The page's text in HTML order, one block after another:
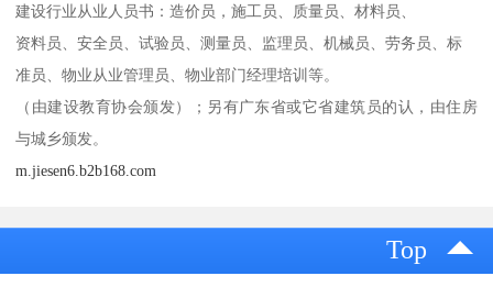
建设行业从业人员书：造价员，施工员、质量员、材料员、
资料员、安全员、试验员、测量员、监理员、机械员、劳务员、标
准员、物业从业管理员、物业部门经理培训等。
（由建设教育协会颁发）；另有广东省或它省建筑员的认，由住房
与城乡颁发。
m.jiesen6.b2b168.com
Top